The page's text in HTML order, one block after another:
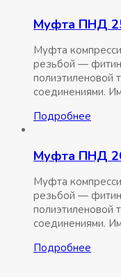
Муфта ПНД
Муфта
резьбой —
полиэтиленовой
соединениями.
Подробнее
Муфта ПНД
Муфта
резьбой —
полиэтиленовой
соединениями.
Подробнее